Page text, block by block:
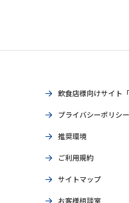
飲食店様向けサイト
プライバシーポリシー
推奨環境
ご利用規約
サイトマップ
お客様相談室